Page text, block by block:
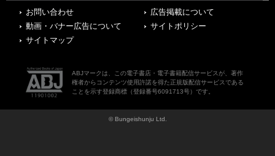
お問い合わせ
広告掲載について
動画・バナー広告について
サイトポリシー
サイトマップ
ABJマークは、この電子書店・電子書籍配信サービスが、著作
権者からコンテンツ使用許諾を得た正規版配信サービスである
ことを示す登録商標（登録番号6091713号）です。
© Bungeishunju Ltd.